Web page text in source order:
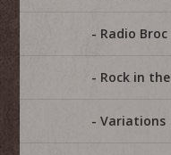
Radio Broc
Rock in
Variations